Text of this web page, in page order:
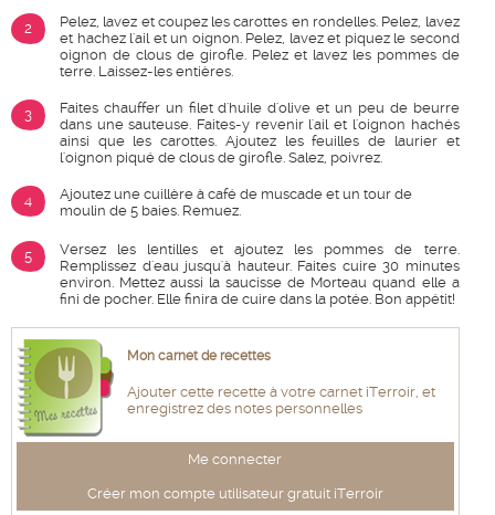
2
Pelez, lavez et coupez les carottes en rondelles. Pelez, lavez
et hachez l'ail et un oignon. Pelez, lavez et piquez le second
oignon de clous de girofle. Pelez et lavez les pommes de
terre. Laissez-les entières.
3
Faites chauffer un filet d'huile d'olive et un peu de beurre
dans une sauteuse. Faites-y revenir l'ail et l'oignon hachés
ainsi que les carottes. Ajoutez les feuilles de laurier et
l'oignon piqué de clous de girofle. Salez, poivrez.
4
Ajoutez une cuillère à café de muscade et un tour de
moulin de 5 baies. Remuez.
5
Versez les lentilles et ajoutez les pommes de terre.
Remplissez d'eau jusqu'à hauteur. Faites cuire 30 minutes
environ. Mettez aussi la saucisse de Morteau quand elle a
fini de pocher. Elle finira de cuire dans la potée. Bon appétit!
Mon carnet de recettes
Ajouter cette recette à votre carnet iTerroir, et
enregistrez des notes personnelles
Me connecter
Créer mon compte utilisateur gratuit iTerroir